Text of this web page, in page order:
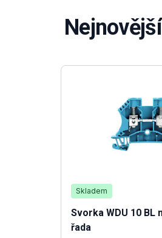
Skladem
Svorka WDU 10 BL
řada